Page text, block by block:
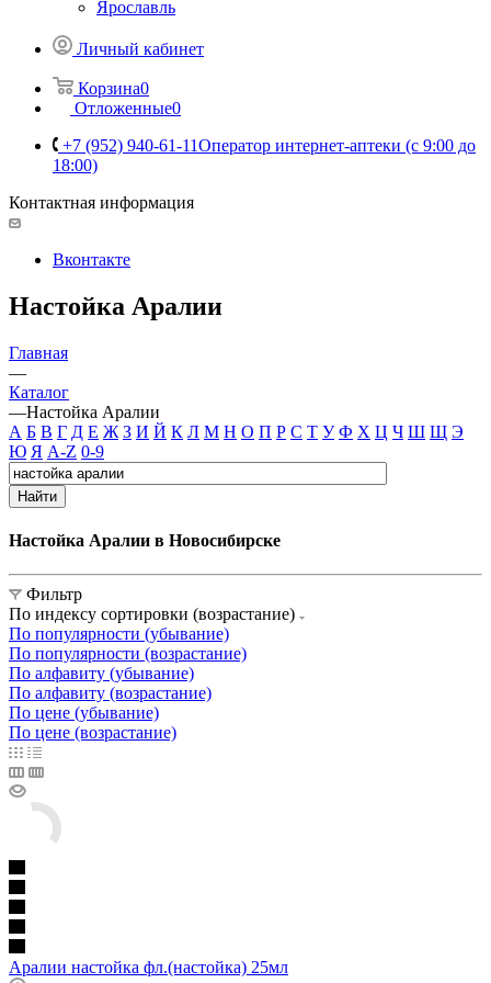
Ярославль
Личный кабинет
Корзина0
Отложенные0
+7 (952) 940-61-11Оператор интернет-аптеки (с 9:00 до
18:00)
Контактная информация
Вконтакте
Настойка Аралии
Главная
—
Каталог
—Настойка Аралии
А Б В Г Д Е Ж З И Й К Л М Н О П Р С Т У Ф Х Ц Ч Ш Щ Э
Ю Я A-Z 0-9
Найти
Настойка Аралии в Новосибирске
Фильтр
По индексу сортировки (возрастание)
По популярности (убывание)
По популярности (возрастание)
По алфавиту (убывание)
По алфавиту (возрастание)
По цене (убывание)
По цене (возрастание)
Аралии настойка фл.(настойка) 25мл